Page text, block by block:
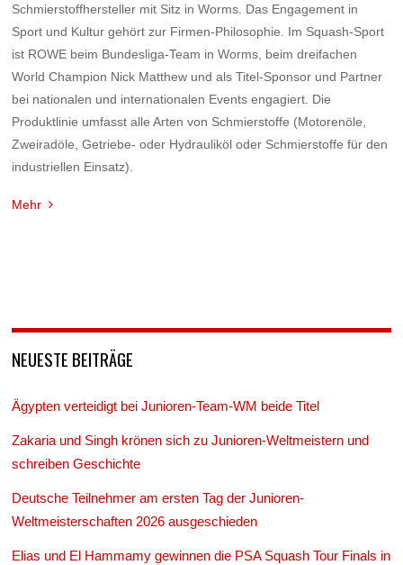
Schmierstoffhersteller mit Sitz in Worms. Das Engagement in
Sport und Kultur gehört zur Firmen-Philosophie. Im Squash-Sport
ist ROWE beim Bundesliga-Team in Worms, beim dreifachen
World Champion Nick Matthew und als Titel-Sponsor und Partner
bei nationalen und internationalen Events engagiert. Die
Produktlinie umfasst alle Arten von Schmierstoffe (Motorenöle,
Zweiradöle, Getriebe- oder Hydrauliköl oder Schmierstoffe für den
industriellen Einsatz).
Mehr
NEUESTE BEITRÄGE
Ägypten verteidigt bei Junioren-Team-WM beide Titel
Zakaria und Singh krönen sich zu Junioren-Weltmeistern und
schreiben Geschichte
Deutsche Teilnehmer am ersten Tag der Junioren-
Weltmeisterschaften 2026 ausgeschieden
Elias und El Hammamy gewinnen die PSA Squash Tour Finals in